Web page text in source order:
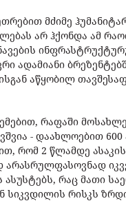
მძიმე
არ ჰქონდა ამ
ადამიანი
აწყობილ
რაფაში
- დაახლოებით 600
რომ 2 წლამდე ასაკის
არასრულფასოვნად
ასუსტებს, რაც მათი
სიკვდილის რისკს